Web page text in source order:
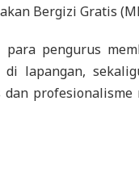
Bergizi Gratis
pengurus
di lapangan,